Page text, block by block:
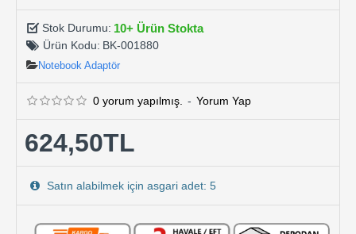
Stok Durumu: 10+ Ürün Stokta
Ürün Kodu: BK-001880
Notebook Adaptör
0 yorum yapılmış. - Yorum Yap
624,50TL
Satın alabilmek için asgari adet: 5